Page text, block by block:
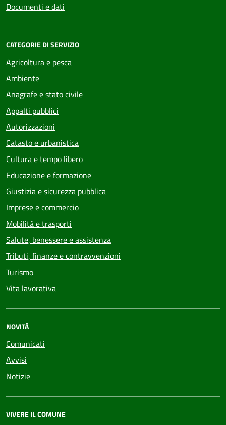
Documenti e dati
CATEGORIE DI SERVIZIO
Agricoltura e pesca
Ambiente
Anagrafe e stato civile
Appalti pubblici
Autorizzazioni
Catasto e urbanistica
Cultura e tempo libero
Educazione e formazione
Giustizia e sicurezza pubblica
Imprese e commercio
Mobilità e trasporti
Salute, benessere e assistenza
Tributi, finanze e contravvenzioni
Turismo
Vita lavorativa
NOVITÀ
Comunicati
Avvisi
Notizie
VIVERE IL COMUNE